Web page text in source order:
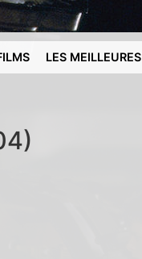
LES MEILLEURES